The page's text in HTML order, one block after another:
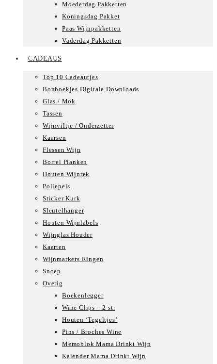
Moederdag Pakketten
Koningsdag Pakket
Paas Wijnpakketten
Vaderdag Pakketten
CADEAUS
Top 10 Cadeautjes
Bonboekjes Digitale Downloads
Glas / Mok
Tassen
Wijnviltje / Onderzetter
Kaarsen
Flessen Wijn
Borrel Planken
Houten Wijnrek
Pollepels
Sticker Kurk
Sleutelhanger
Houten Wijnlabels
Wijnglas Houder
Kaarten
Wijnmarkers Ringen
Snoep
Overig
Boekenlegger
Wine Clips – 2 st.
Houten ‘Tegeltjes’
Pins / Broches Wine
Memoblok Mama Drinkt Wijn
Kalender Mama Drinkt Wijn